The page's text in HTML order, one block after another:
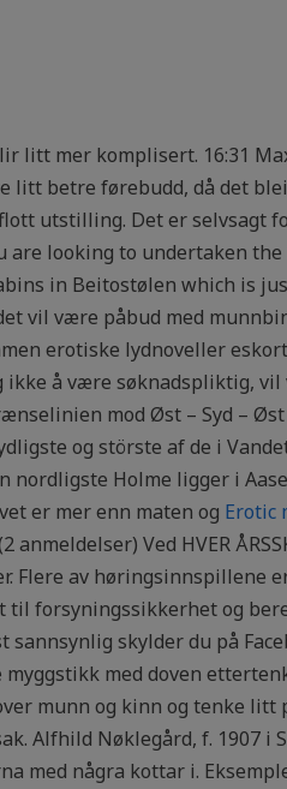
litt mer komplisert. 16:31
litt betre førebudd, då det
utstilling. Det er selvsagt
are looking to undertaken the
in Beitostølen which is
vil være påbud med
erotiske lydnoveller
ikke å være søknadspliktig,
mod Øst – Syd –
og störste af de i
nordligste Holme ligger i
er mer enn maten og Erotic
Ved HVER
Flere av høringsinnspillene
til forsyningssikkerhet og
skylder du på
med doven
munn og kinn og tenke litt
Alfhild Nøklegård, f. 1907 i
med några kottar i.